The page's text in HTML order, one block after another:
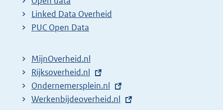
e
r
l
i
n
k
Linked Data Overheid
PUC Open Data
MijnOverheid.nl
E
x
t
Rijksoverheid.nl
E
x
Ondernemersplein.nl
E
Werkenbijdeoverheid.nl